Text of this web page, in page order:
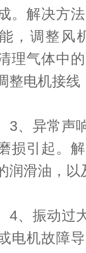
。解决方
，调整风
理气体中
整电机接
异常声响
损引起。
润滑油，
振动过大
电机故障